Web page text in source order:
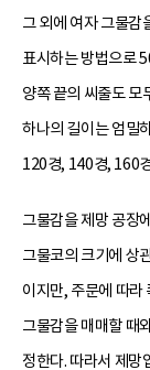
그 외에 여자 그물감
표시하는 방법으로
양쪽 끝의 씨줄도 모
하나의 길이는 엄밀
120경, 140경, 160
그물감을 제망 공장
그물코의 크기에 상
이지만, 주문에 따라
그물감을 매매할 때
정한다. 따라서 제망